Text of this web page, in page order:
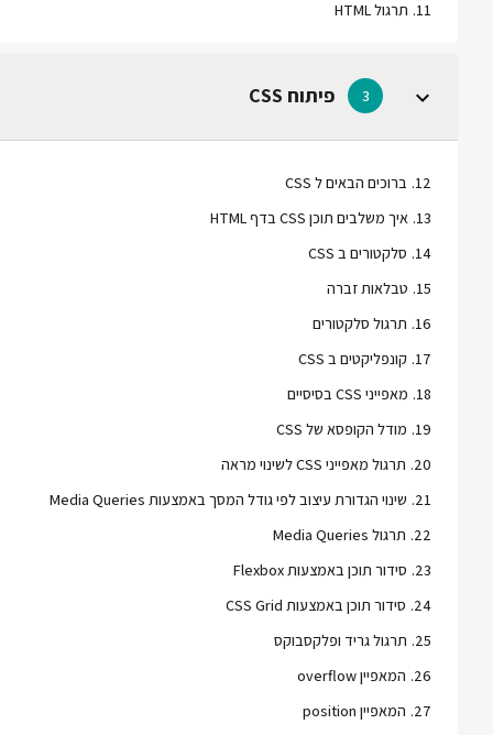
11
. תרגול HTML
3 פיתוח CSS
12
. ברוכים הבאים ל CSS
13
. איך משלבים תוכן CSS בדף HTML
14
. סלקטורים ב CSS
15
. טבלאות זברה
16
. תרגול סלקטורים
17
. קונפליקטים ב CSS
18
. מאפייני CSS בסיסיים
19
. מודל הקופסא של CSS
20
. תרגול מאפייני CSS לשינוי מראה
21
. שינוי הגדורת עיצוב לפי גודל המסך באמצעות Media Queries
22
. תרגול Media Queries
23
. סידור תוכן באמצעות Flexbox
24
. סידור תוכן באמצעות CSS Grid
25
. תרגול גריד ופלקסבוקס
26
. המאפיין overflow
27
. המאפיין position